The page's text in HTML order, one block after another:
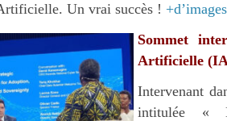
Un vrai succès ! +d’images
Sommet
Artificielle
Intervenant
intitulée «